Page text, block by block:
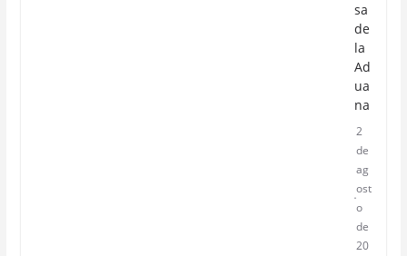
sa
de
la
Ad
ua
na
2
de
ag
ost
o
de
20